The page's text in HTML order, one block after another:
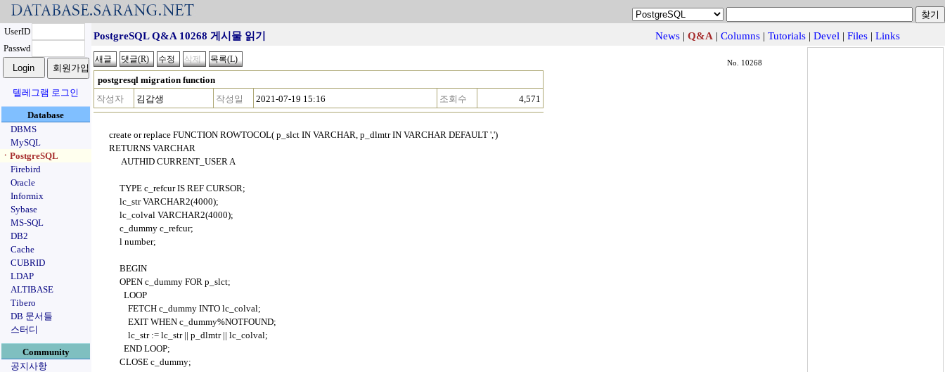
UserID
Passwd
텔레그램 로그인
Database
DBMS
MySQL
ㆍPostgreSQL
Firebird
Oracle
Informix
Sybase
MS-SQL
DB2
Cache
CUBRID
LDAP
ALTIBASE
Tibero
DB 문서들
스터디
Community
공지사항
PostgreSQL Q&A 10268 게시물 읽기 News | Q&A | Columns | Tutorials | Devel | Files | Links
No. 10268
postgresql migration function
작성자
김갑생 작성일 2021-07-19 15:16 조회수 4,571
create or replace FUNCTION ROWTOCOL( p_slct IN VARCHAR, p_dlmtr IN VARCHAR DEFAULT ',')
RETURNS VARCHAR
AUTHID CURRENT_USER A
TYPE c_refcur IS REF CURSOR;
lc_str VARCHAR2(4000);
lc_colval VARCHAR2(4000);
c_dummy c_refcur;
l number;
BEGIN
OPEN c_dummy FOR p_slct;
LOOP
FETCH c_dummy INTO lc_colval;
EXIT WHEN c_dummy%NOTFOUND;
lc_str := lc_str || p_dlmtr || lc_colval;
END LOOP;
CLOSE c_dummy;